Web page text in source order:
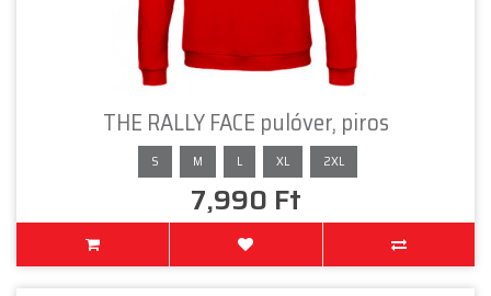
THE RALLY FACE pulóver, piros
S M L XL 2XL
7,990 Ft